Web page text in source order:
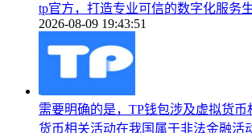
tp官方，打造专业可信的数字化服务
2026-08-09 19:43:51
需要明确的是，TP钱包涉及虚拟货币
货币相关活动在我国属于非法金融活